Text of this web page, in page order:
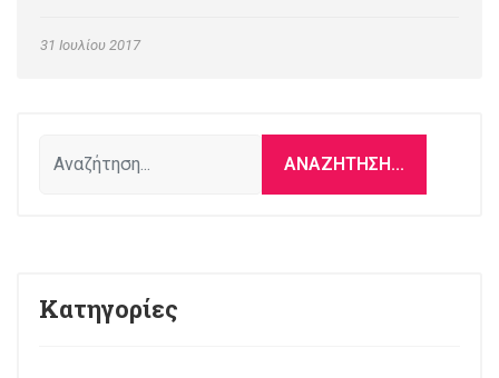
Δικαστική διαταγή εναντίον νόμου
στο Ιλινόις, σύμφωνα με τον οποίο
αμβλώσεων